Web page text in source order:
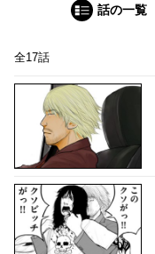
話の一覧
全17話